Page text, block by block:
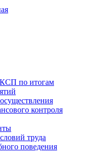
по итогам
контроля
труда
поведения